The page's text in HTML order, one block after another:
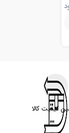
کیفیت کالا